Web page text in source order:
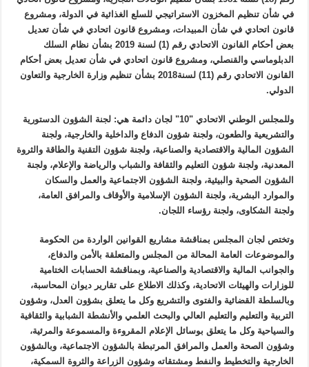
في شأن تنظيم المخزون الاستراتيجي للسلع الغذائية في الدولة، ومشروع
قانون اتحادي في شأن المبيدات، ومشروع قانون اتحادي في شأن تعديل
بعض أحكام القانون الاتحادي رقم (1) لسنة 2019 بشأن نظام السلك
الدبلوماسي والقنصلي، ومشروع قانون اتحادي في شأن تعديل بعض أحكام
القانون الاتحادي رقم (11) لسنة2018 بشأن تنظيم وزارة الخارجية والتعاون
الدولي.
وللمجلس الوطني الاتحادي "10" لجان دائمة هي: لجنة الشؤون الدستورية
والتشريعية والطعون، ولجنة شؤون الدفاع والداخلية والخارجية، ولجنة
الشؤون المالية والاقتصادية والصناعية، ولجنة شؤون التقنية والطاقة والثروة
المعدنية، ولجنة شؤون التعليم والثقافة والشباب والرياضة والإعلام، ولجنة
الشؤون الصحية والبيئية، ولجنة الشؤون الاجتماعية والعمل والسكان
والموارد البشرية، ولجنة الشؤون الإسلامية والأوقاف والمرافق العامة،
ولجنة الشكاوى، ولجنة رؤساء اللجان.
وتختص لجان المجلس بمناقشة مشاريع القوانين الواردة من الحكومة
والموضوعات العامة المحالة من المجلس والمتعلقة بالأمن والدفاع،
والجوانب المالية والاقتصادية والصناعية، وبمناقشة الحسابات الختامية
للوزارات والهيئات الاتحادية، وكذلك الاطلاع على تقارير ديوان المحاسبة،
وبالسلطة القضائية والفتوى والتشريع وكل ما يتعلق بشؤون العدل، وشؤون
التربية والتعليم والتعليم العالي والبحث العلمي والأنشطة الشبابية والثقافية
والسياحية وكل ما يتعلق بوسائل الإعلام المقروءة والمسموعة والمرئية،
وشؤون الصحة والعمل والمرافق المرتبطة بالشؤون الاجتماعية، وبالشؤون
الخارجية والتخطيط والنفط ومشتقاته وشؤون الزراعة والثروة السمكية،